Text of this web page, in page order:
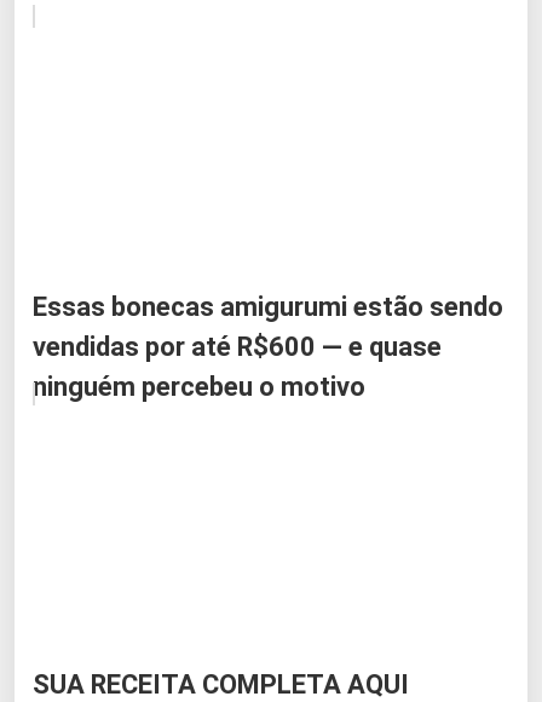
Essas bonecas amigurumi estão sendo
vendidas por até R$600 — e quase
ninguém percebeu o motivo
SUA RECEITA COMPLETA AQUI